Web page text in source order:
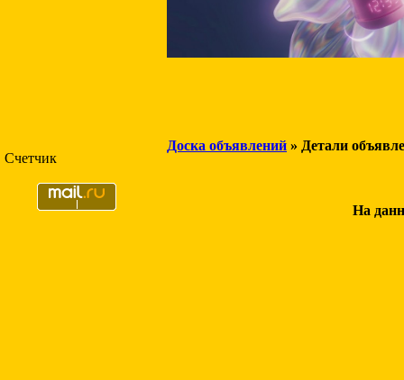
Счетчик
Доска объявлений » Детали
На